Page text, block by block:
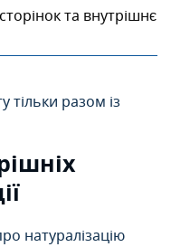
та внутрішнє
разом із
натуралізацію